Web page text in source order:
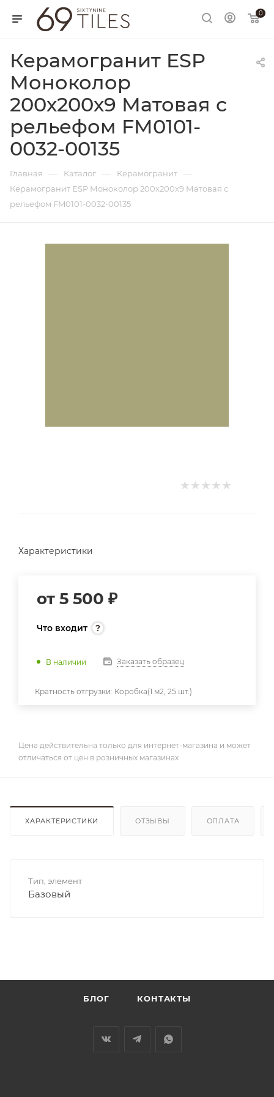
0
Керамогранит ESP
Моноколор
200х200х9 Матовая с
рельефом FM0101-
0032-00135
Главная — Каталог — Керамогранит —
Керамогранит ESP Моноколор 200х200х9 Матовая с
рельефом FM0101-0032-00135
Характеристики
от 5 500 ₽
Что входит
В наличии Заказать образец
Кратность отгрузки: Коробка(1 м2, 25 шт.)
Цена действительна только для интернет-магазина и может
отличаться от цен в розничных магазинах
ХАРАКТЕРИСТИКИ ОТЗЫВЫ ОПЛАТА
Тип, элемент
Базовый
БЛОГ КОНТАКТЫ